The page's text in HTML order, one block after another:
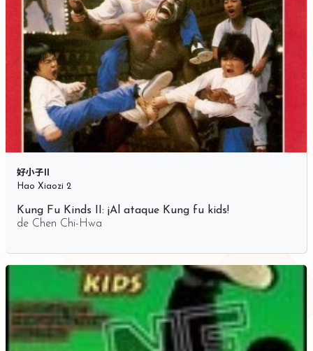
好小子II
Hao Xiaozi 2
Kung Fu Kinds II: ¡Al ataque Kung fu kids!
de Chen Chi-Hwa